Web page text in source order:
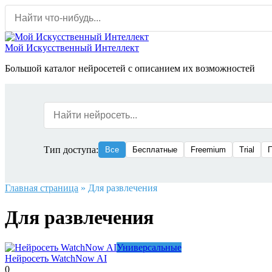
Перейти
содержанию
Мой Искусственный Интеллект
Большой каталог нейросетей с описанием их возможностей
Тип доступа: Все Бесплатные Freemium Trial
Главная страница » Для развлечения
Для развлечения
Универсальные
Нейросеть WatchNow AI
0